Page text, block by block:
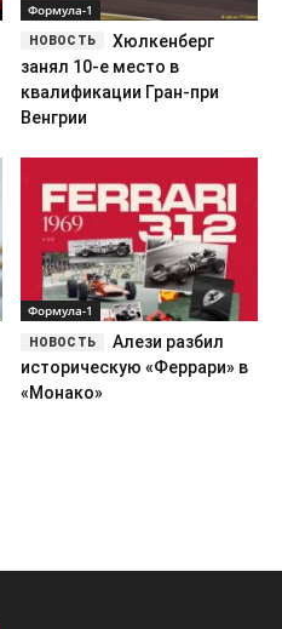
Формула-1
Хюлкенберг
занял 10-е место в
квалификации Гран-при
Венгрии
Формула-1
Алези разбил
историческую «Феррари» в
«Монако»